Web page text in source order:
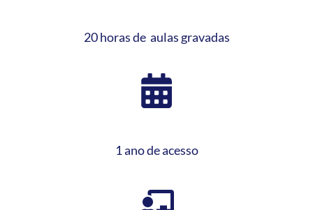
20 horas de aulas gravadas
1 ano de acesso